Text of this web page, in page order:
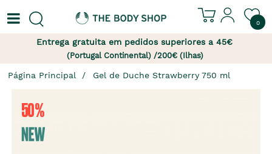
0
Entrega gratuita em pedidos superiores a 45€
(Portugal Continental) /200€ (Ilhas)
Página Principal Gel de Duche Strawberry 750 ml